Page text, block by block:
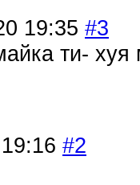
19:35 #3
ти- хуя
#2